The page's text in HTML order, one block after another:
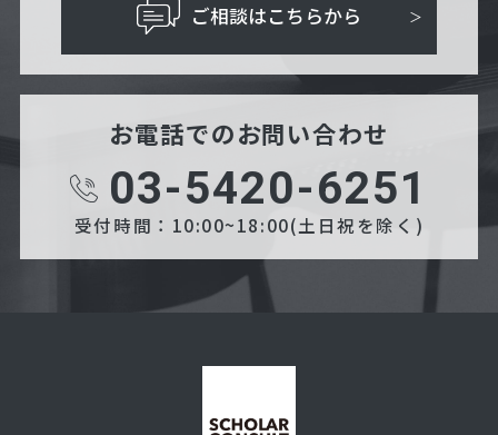
ご相談はこちらから
お電話でのお問い合わせ
03-5420-6251
受付時間：10:00~18:00(土日祝を除く)